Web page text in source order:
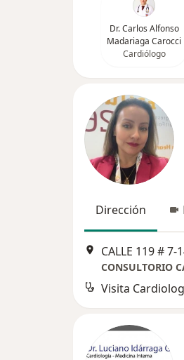
Dr. Carlos Alfonso
Madariaga Carocci
Cardiólogo
Dirección
CALLE 119 # 7-
Visita